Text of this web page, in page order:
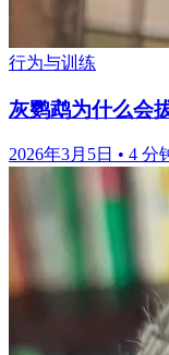
行为与训练
灰鹦鹉为什么会
2026年3月5日 • 4 分